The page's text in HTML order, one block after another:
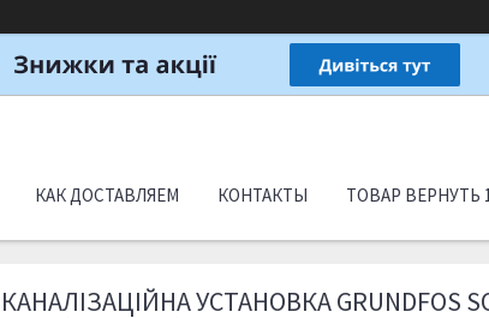
КАК ДОСТАВЛЯЕМ КОНТАКТЫ ТОВАР ВЕРНУТЬ
КАНАЛІЗАЦІЙНА УСТАНОВКА GRUNDFOS